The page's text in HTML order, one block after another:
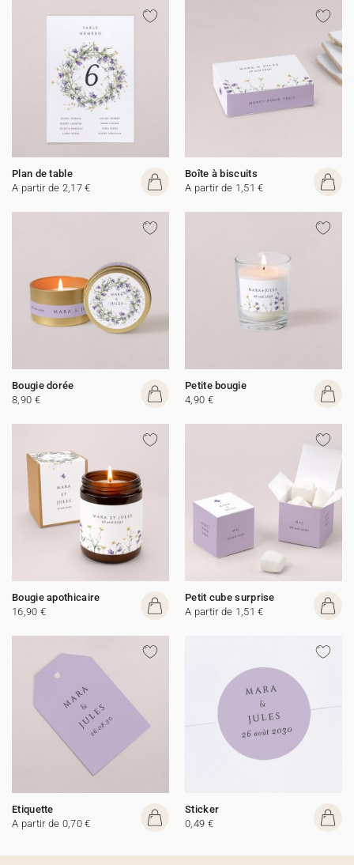
Plan de table
A partir de 2,17 €
Boîte à biscuits
A partir de 1,51 €
Bougie dorée
8,90 €
Petite bougie
4,90 €
Bougie apothicaire
16,90 €
Petit cube surprise
A partir de 1,51 €
Etiquette
A partir de 0,70 €
Sticker
0,49 €